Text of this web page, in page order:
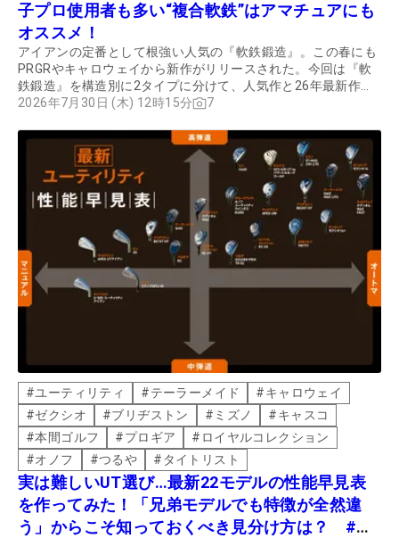
子プロ使用者も多い“複合軟鉄”はアマチュアにも
オススメ！
アイアンの定番として根強い人気の『軟鉄鍛造』。この春にも
PRGRやキャロウェイから新作がリリースされた。今回は『軟
鉄鍛造』を構造別に2タイプに分けて、人気作と26年最新作を
徹底比較し、進化ポイントを探った。
2026年7月30日 (木) 12時15分 7
#ユーティリティ #テーラーメイド #キャロウェイ
#ゼクシオ #ブリヂストン # ミズノ #キャスコ
#本間ゴルフ #プロギア # ロイヤルコレクション
#オノフ #つるや # タイトリスト
実は難しいUT選び…最新22モデルの性能早見表
を作ってみた！「兄弟モデルでも特徴が全然違
う」からこそ知っておくべき見分け方は？ #ギ